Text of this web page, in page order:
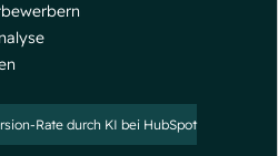
Rate durch KI bei HubSpot